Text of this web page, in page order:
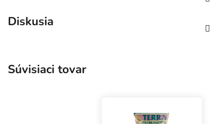
Diskusia
Súvisiaci tovar